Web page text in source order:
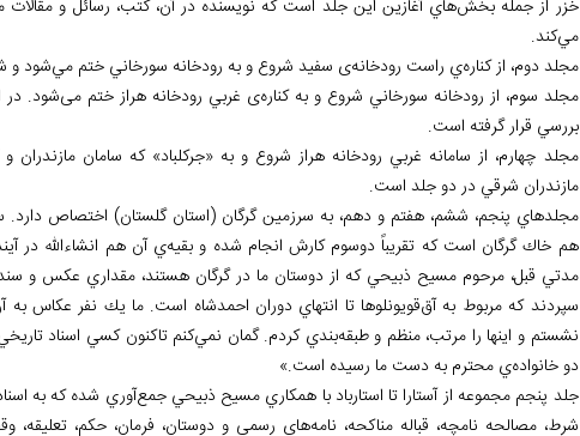
خزر از جمله بخشهاي آغازين اين جلد است كه نويسنده در آن، كتب، رسائل و مقالات
ميكند.
مجلد دوم، از كنارهي راست رودخانهی سفيد شروع و به رودخانه سورخاني ختم ميشود و
مجلد سوم، از رودخانه سورخاني شروع و به كنارهی غربي رودخانه هراز ختم میشود. در
بررسي قرار گرفته است.
مجلد چهارم، از سامانه غربي رودخانه هراز شروع و به «جركلباد» كه سامان
مازندران شرقي در دو جلد است.
مجلدهاي پنجم، ششم، هفتم و دهم، به سرزمين گرگان (استان گلستان) اختصاص دارد. ستوده در سال
هم خاك گرگان است كه تقريباً دوسوم كارش انجام شده و بقيهي آن هم انشاءالله در
مدتي قبل، مرحوم مسيح ذبيحي كه از دوستان ما در گرگان هستند، مقداري عكس و سند
سپردند كه مربوط به آققويونلوها تا انتهاي دوران احمدشاه است. ما يك نفر عكاس به
نشستم و اين‏ها را مرتب، منظم و طبقهبندي كردم. گمان نميكنم تاكنون كسي اسناد
دو خانوادهي محترم به دست ما رسيده است.»
جلد پنجم مجموعه از آستارا تا استارباد با همكاري مسيح ذبيحي جمعآوري شده كه به
شرط، مصالحه نامچه، قباله مناكحه، نامههاي رسمي و دوستان، فرمان، حكم، تعليقه،